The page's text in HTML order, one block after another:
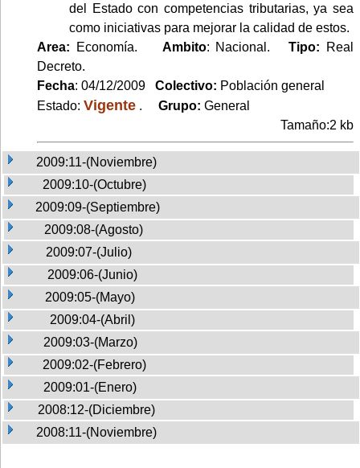
del Estado con competencias tributarias, ya sea
como iniciativas para mejorar la calidad de estos.
Area: Economía. Ambito: Nacional.Tipo:
Real
Decreto.
Fecha: 04/12/2009 Colectivo: Población general
Estado: Vigente . Grupo: General
Tamaño:2 kb
2009:11-(Noviembre)
2009:10-(Octubre)
2009:09-(Septiembre)
2009:08-(Agosto)
2009:07-(Julio)
2009:06-(Junio)
2009:05-(Mayo)
2009:04-(Abril)
2009:03-(Marzo)
2009:02-(Febrero)
2009:01-(Enero)
2008:12-(Diciembre)
2008:11-(Noviembre)